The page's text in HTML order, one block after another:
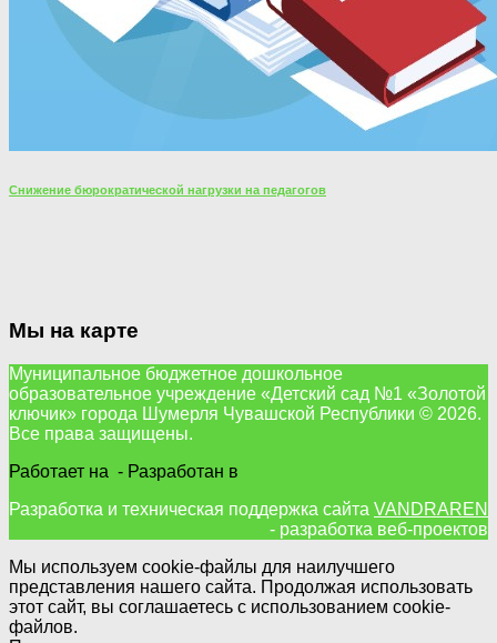
Снижение бюрократической нагрузки на педагогов
Мы на карте
Муниципальное бюджетное дошкольное
образовательное учреждение «Детский сад №1 «Золотой
ключик» города Шумерля Чувашской Республики © 2026.
Все права защищены.
Работает на - Разработан в
Разработка и техническая поддержка сайта VANDRAREN
- разработка веб-проектов
Мы используем cookie-файлы для наилучшего
представления нашего сайта. Продолжая использовать
этот сайт, вы соглашаетесь с использованием cookie-
файлов.